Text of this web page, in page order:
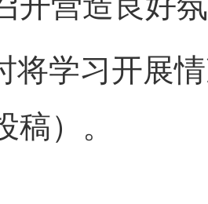
将学习开展
稿）。